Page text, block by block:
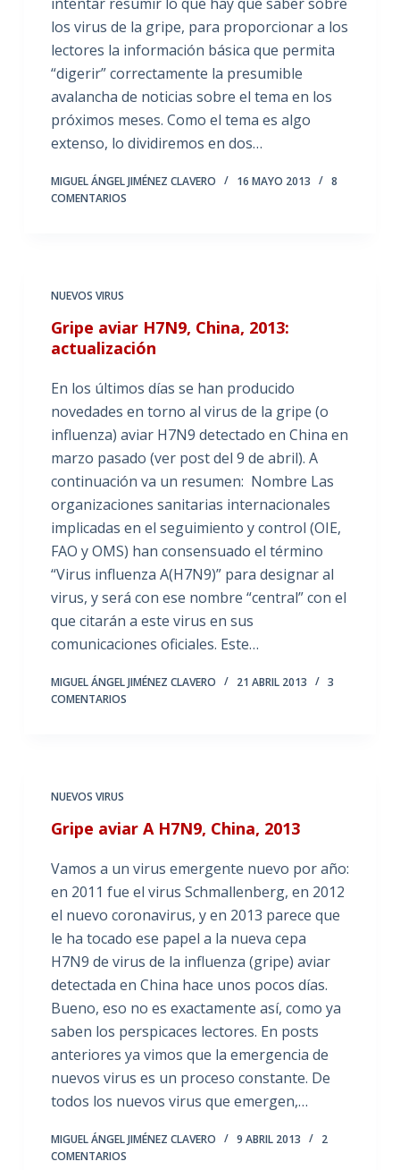
los virus de la gripe, para proporcionar a los
lectores la información básica que permita
“digerir” correctamente la presumible
avalancha de noticias sobre el tema en los
próximos meses. Como el tema es algo
extenso, lo dividiremos en dos…
MIGUEL ÁNGEL JIMÉNEZ CLAVERO 16 MAYO 2013
8
COMENTARIOS
NUEVOS VIRUS
Gripe aviar H7N9, China, 2013:
actualización
En los últimos días se han producido
novedades en torno al virus de la gripe (o
influenza) aviar H7N9 detectado en China en
marzo pasado (ver post del 9 de abril). A
continuación va un resumen: Nombre Las
organizaciones sanitarias internacionales
implicadas en el seguimiento y control (OIE,
FAO y OMS) han consensuado el término
“Virus influenza A(H7N9)” para designar al
virus, y será con ese nombre “central” con el
que citarán a este virus en sus
comunicaciones oficiales. Este…
MIGUEL ÁNGEL JIMÉNEZ CLAVERO 21 ABRIL 2013
3
COMENTARIOS
NUEVOS VIRUS
Gripe aviar A H7N9, China, 2013
Vamos a un virus emergente nuevo por año:
en 2011 fue el virus Schmallenberg, en 2012
el nuevo coronavirus, y en 2013 parece que
le ha tocado ese papel a la nueva cepa
H7N9 de virus de la influenza (gripe) aviar
detectada en China hace unos pocos días.
Bueno, eso no es exactamente así, como ya
saben los perspicaces lectores. En posts
anteriores ya vimos que la emergencia de
nuevos virus es un proceso constante. De
todos los nuevos virus que emergen,…
MIGUEL ÁNGEL JIMÉNEZ CLAVERO 9 ABRIL 2013
2
COMENTARIOS